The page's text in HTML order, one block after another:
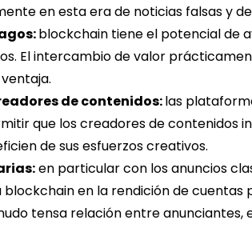
en esta era de noticias falsas y
blockchain tiene el potencial de
El intercambio de valor
de contenidos:las
que los creadores de contenidos
de sus esfuerzos creativos.
en particular con los anuncios
en la rendición de
tensa relación entre anunciantes,